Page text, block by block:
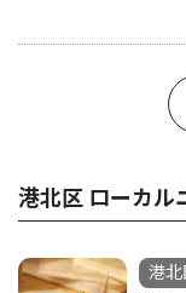
港北区 ローカル
港北